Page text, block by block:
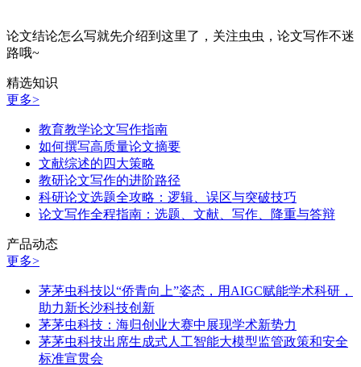
论文结论怎么写就先介绍到这里了，关注虫虫，论文写作不迷
路哦~
精选知识
更多>
教育教学论文写作指南
如何撰写高质量论文摘要
文献综述的四大策略
教研论文写作的进阶路径
科研论文选题全攻略：逻辑、误区与突破技巧
论文写作全程指南：选题、文献、写作、降重与答辩
产品动态
更多>
茅茅虫科技以“侨青向上”姿态，用AIGC赋能学术科研，
助力新长沙科技创新
茅茅虫科技：海归创业大赛中展现学术新势力
茅茅虫科技出席生成式人工智能大模型监管政策和安全
标准宣贯会